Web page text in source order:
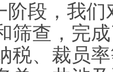
，我们
筛查，完
税、裁员